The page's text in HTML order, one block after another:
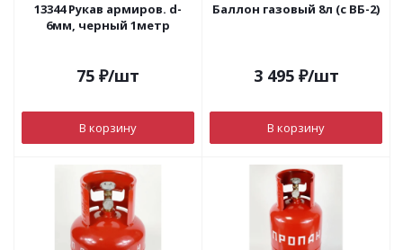
13344 Рукав армиров. d-
6мм, черный 1метр
75 ₽/шт
В корзину
Баллон газовый 8л (с ВБ-2)
3 495₽/шт
В корзину